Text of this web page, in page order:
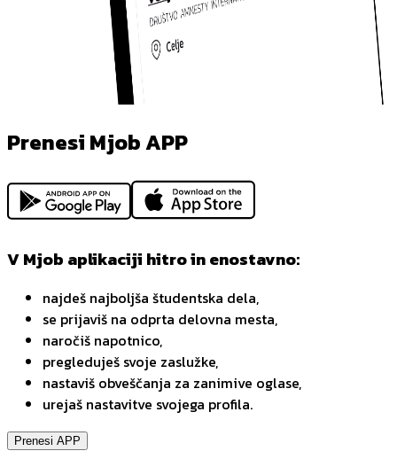
Prenesi Mjob APP
V Mjob aplikaciji hitro in enostavno:
najdeš najboljša študentska dela,
se prijaviš na odprta delovna mesta,
naročiš napotnico,
pregleduješ svoje zaslužke,
nastaviš obveščanja za zanimive oglase,
urejaš nastavitve svojega profila.
Prenesi APP